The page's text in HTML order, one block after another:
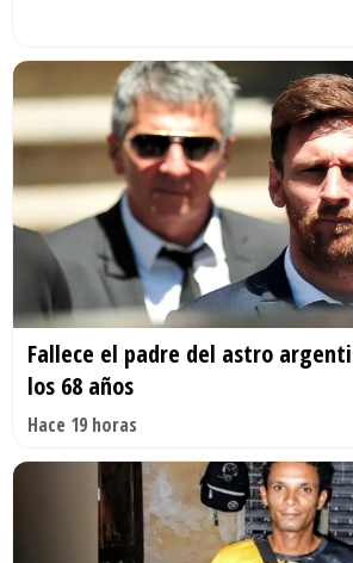
Fallece el padre del astro
los 68 años
Hace 19 horas